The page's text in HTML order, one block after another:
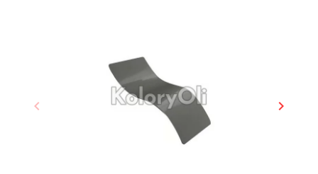
Poprzedni
 